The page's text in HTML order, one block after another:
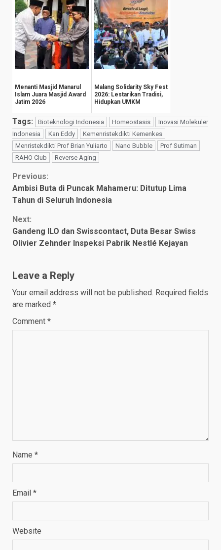
Menanti Masjid Manarul
Islam Juara Masjid Award
Jatim 2026
Malang Solidarity Sky Fest
2026: Lestarikan Tradisi,
Hidupkan UMKM
Tags: Bioteknologi Indonesia Homeostasis
Inovasi Molekuler
Indonesia
Kan Eddy
Kemenristekdikti Kemenkes
Menristekdikti Prof Brian Yuliarto
Nano Bubble
Prof Sutiman
RAHO Club
Reverse Aging
Continue
Reading
Previous:
Ambisi Buta di Puncak Mahameru: Ditutup Lima
Tahun di Seluruh Indonesia
Next:
Gandeng ILO dan Swisscontact, Duta Besar Swiss
Olivier Zehnder Inspeksi Pabrik Nestlé Kejayan
Leave a Reply
Your email address will not be published. Required fields
are marked *
Comment *
Name *
Email *
Website